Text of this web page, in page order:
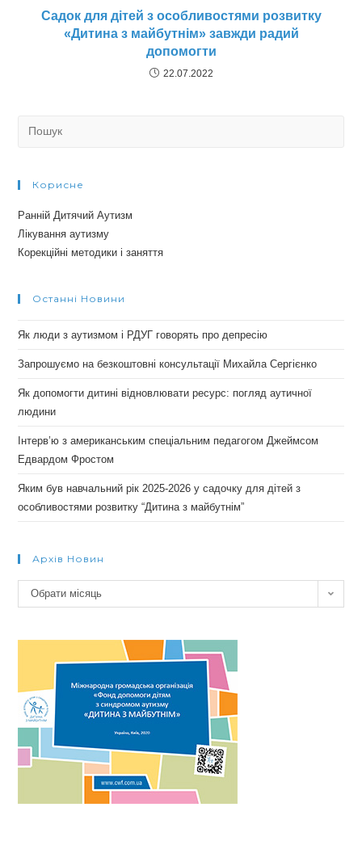
Садок для дітей з особливостями розвитку
«Дитина з майбутнім» завжди радий
допомогти
22.07.2022
Корисне
Ранній Дитячий Аутизм
Лікування аутизму
Корекційні методики і заняття
Останні Новини
Як люди з аутизмом і РДУГ говорять про депресію
Запрошуємо на безкоштовні консультації Михайла Сергієнко
Як допомогти дитині відновлювати ресурс: погляд аутичної
людини
Інтерв’ю з американським спеціальним педагогом Джеймсом
Едвардом Фростом
Яким був навчальний рік 2025-2026 у садочку для дітей з
особливостями розвитку “Дитина з майбутнім”
Архів Новин
Архів
новин
Обрати місяць